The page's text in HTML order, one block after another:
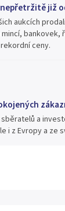
nepřetržitě již
aukcích
bankovek,
ceny.
a
i z Evropy a ze